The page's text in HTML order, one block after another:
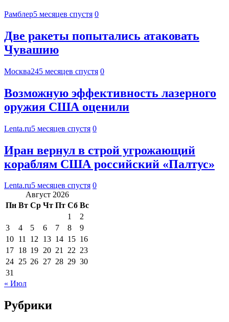
Рамблер5 месяцев спустя 0
Две ракеты попытались атаковать
Чувашию
Москва245 месяцев спустя 0
Возможную эффективность лазерного
оружия США оценили
Lenta.ru5 месяцев спустя 0
Иран вернул в строй угрожающий
кораблям США российский «Палтус»
Lenta.ru5 месяцев спустя 0
Август 2026
Пн Вт Ср Чт Пт Сб Вс
1
2
3
4 5 6 7 8
9
10 11 12 13 14 15 16
17 18 19 20 21 22 23
24 25 26 27 28 29 30
31
« Июл
Рубрики